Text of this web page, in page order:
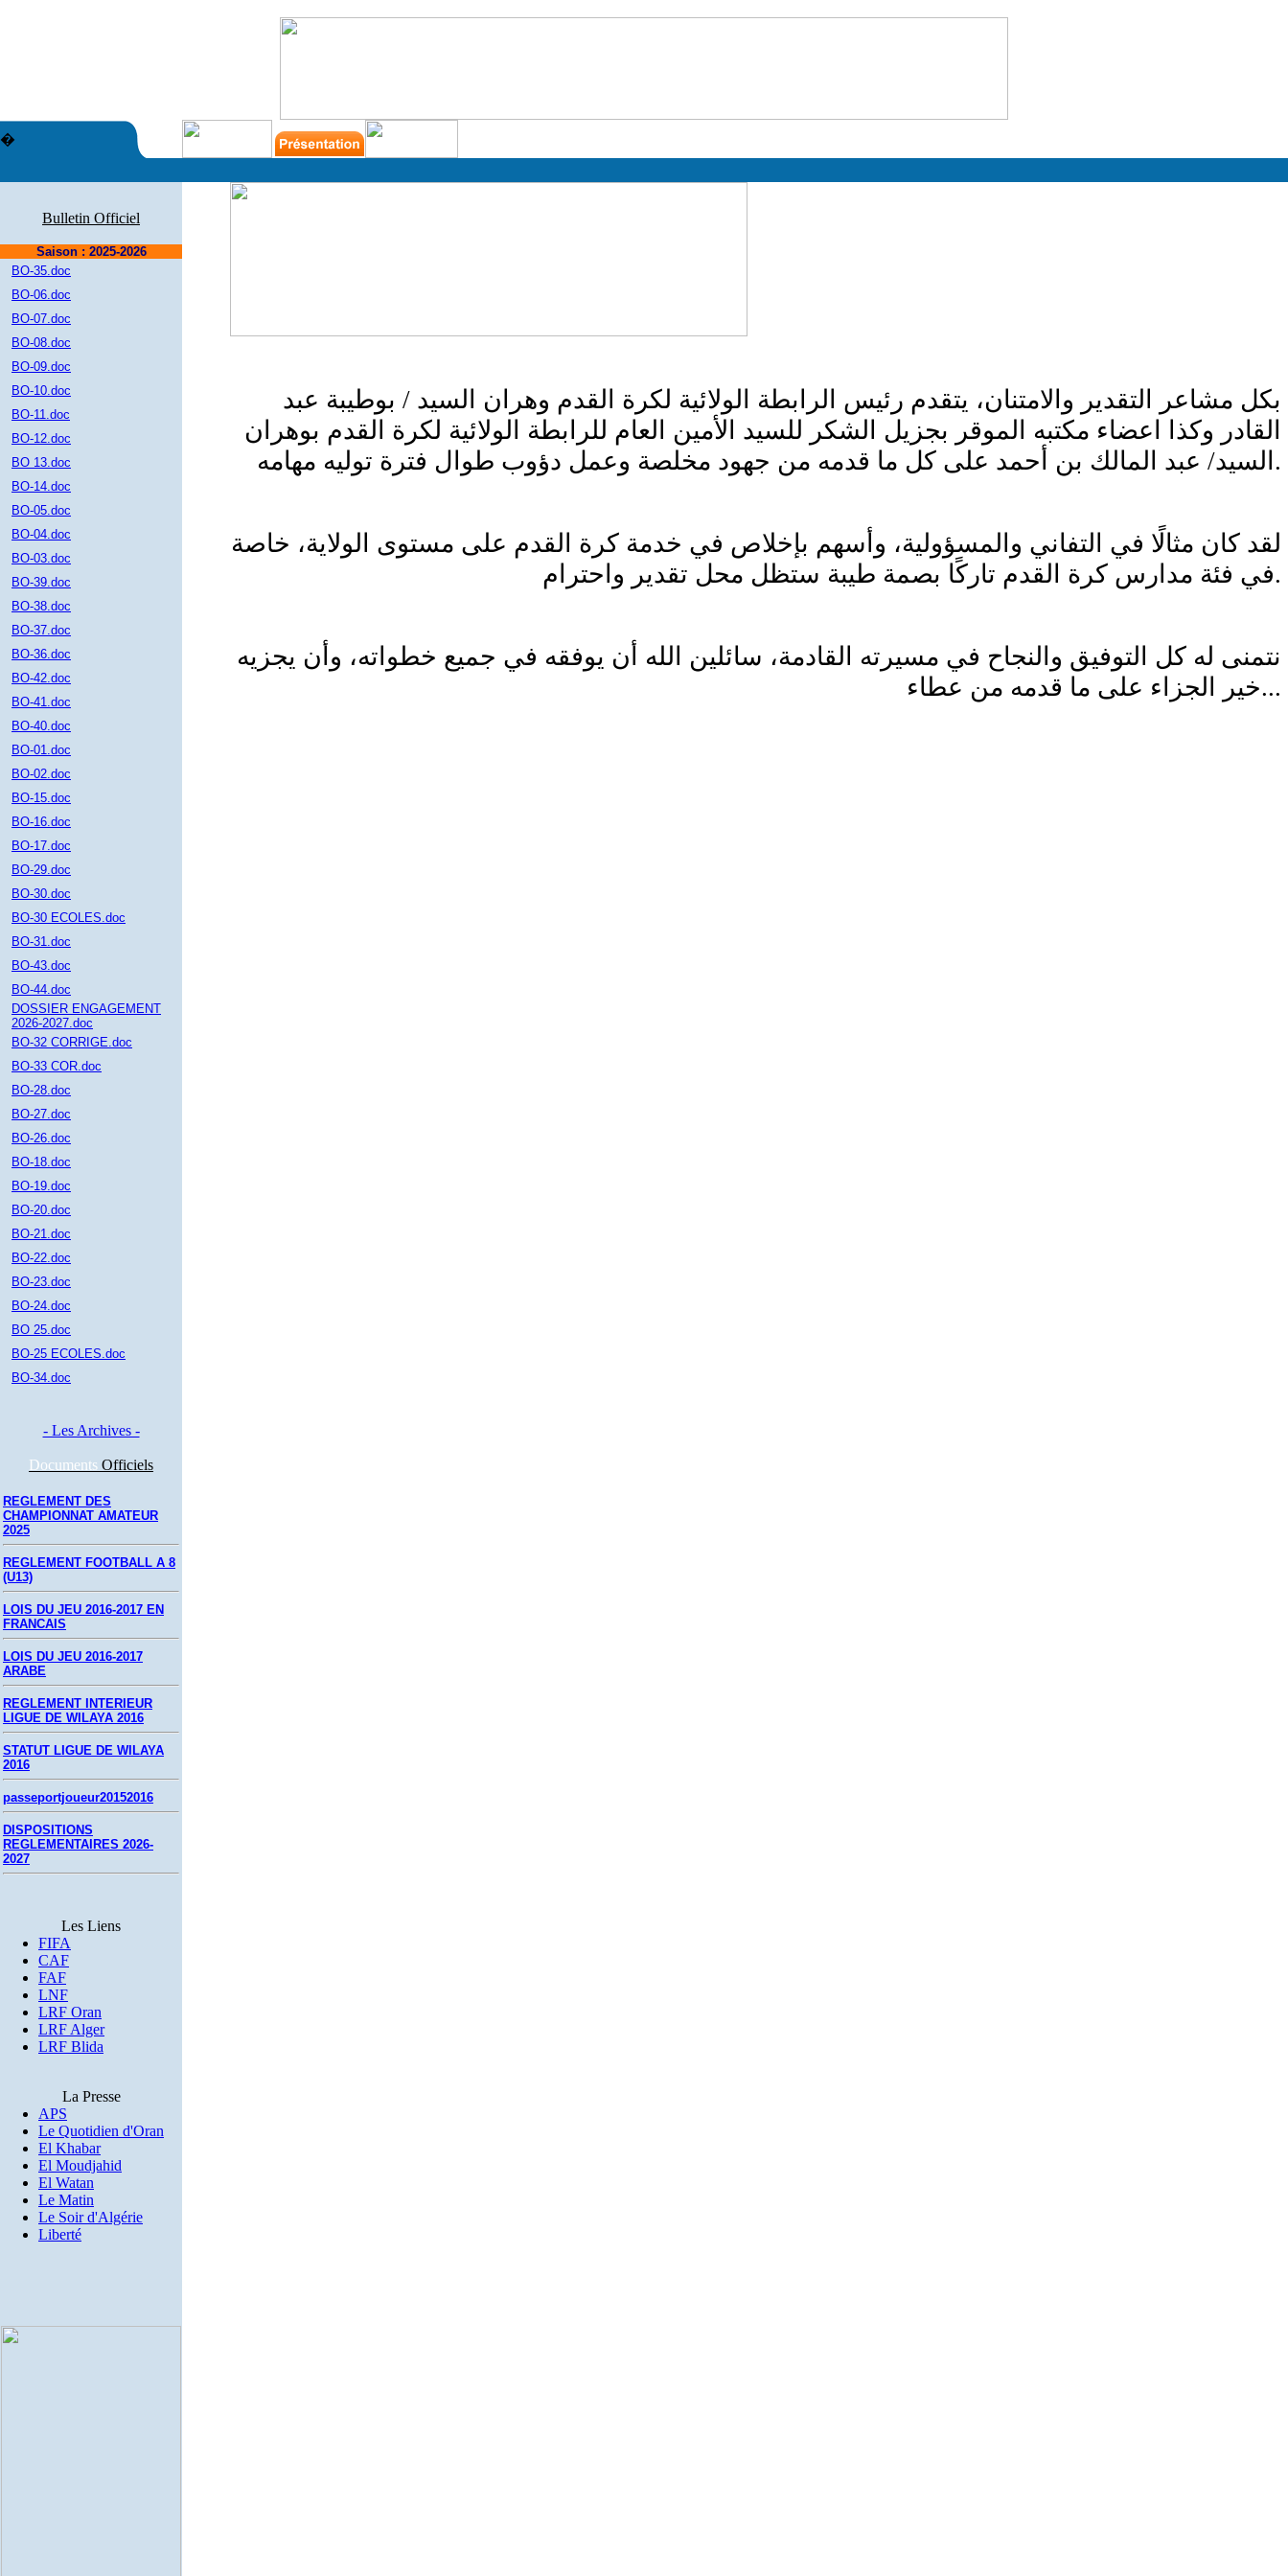
�
Bulletin Officiel
Saison : 2025-2026
BO-35.doc
BO-06.doc
BO-07.doc
BO-08.doc
BO-09.doc
BO-10.doc
BO-11.doc
BO-12.doc
BO 13.doc
BO-14.doc
BO-05.doc
BO-04.doc
BO-03.doc
BO-39.doc
BO-38.doc
BO-37.doc
BO-36.doc
BO-42.doc
BO-41.doc
BO-40.doc
BO-01.doc
BO-02.doc
BO-15.doc
BO-16.doc
BO-17.doc
BO-29.doc
BO-30.doc
BO-30 ECOLES.doc
BO-31.doc
BO-43.doc
BO-44.doc
DOSSIER ENGAGEMENT
2026-2027.doc
BO-32 CORRIGE.doc
BO-33 COR.doc
BO-28.doc
BO-27.doc
BO-26.doc
BO-18.doc
BO-19.doc
BO-20.doc
BO-21.doc
BO-22.doc
BO-23.doc
BO-24.doc
BO 25.doc
BO-25 ECOLES.doc
BO-34.doc
- Les Archives -
Documents Officiels
REGLEMENT DES
CHAMPIONNAT AMATEUR
2025
REGLEMENT FOOTBALL A 8
(U13)
LOIS DU JEU 2016-2017 EN
FRANCAIS
LOIS DU JEU 2016-2017
ARABE
REGLEMENT INTERIEUR
LIGUE DE WILAYA 2016
STATUT LIGUE DE WILAYA
2016
passeportjoueur20152016
DISPOSITIONS
REGLEMENTAIRES 2026-
2027
Les Liens
FIFA
CAF
FAF
LNF
LRF Oran
LRF Alger
LRF Blida
La Presse
APS
Le Quotidien d'Oran
El Khabar
El Moudjahid
El Watan
Le Matin
Le Soir d'Algérie
Liberté
بكل مشاعر التقدير والامتنان، يتقدم رئيس الرابطة الولائية لكرة القدم وهران السيد / بوطيبة عبد
القادر وكذا اعضاء مكتبه الموقر بجزيل الشكر للسيد الأمين العام للرابطة الولائية لكرة القدم بوهران
السيد/ عبد المالك بن أحمد على كل ما قدمه من جهود مخلصة وعمل دؤوب طوال فترة توليه مهامه.
لقد كان مثالًا في التفاني والمسؤولية، وأسهم بإخلاص في خدمة كرة القدم على مستوى الولاية، خاصة
في فئة مدارس كرة القدم تاركًا بصمة طيبة ستظل محل تقدير واحترام.
نتمنى له كل التوفيق والنجاح في مسيرته القادمة، سائلين الله أن يوفقه في جميع خطواته، وأن يجزيه
خير الجزاء على ما قدمه من عطاء...